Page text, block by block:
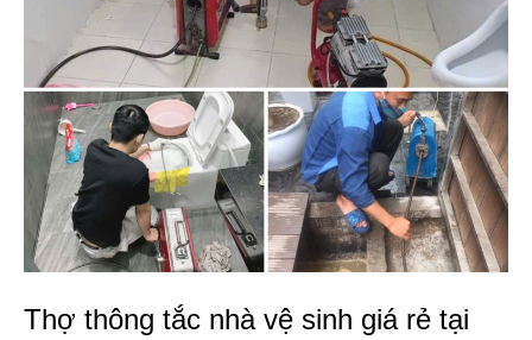
Thợ thông tắc nhà vệ sinh giá rẻ tại